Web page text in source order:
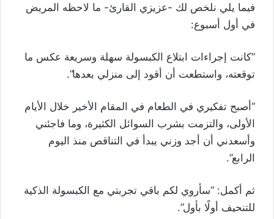
فيما يلي نلخص لك -عزيزي القارئ- ما لاحظه المريض
في أول أسبوع:
“كانت إجراءات ابتلاع الكبسولة سهلة وسريعة عكس ما
توقعته، واستطعت أن أقود إلى منزلي بعدها”.
“أصبح تفكيري في الطعام في المقام الأخير خلال الأيام
الأولى، والتزمت بشرب السوائل الكثيرة، وما فاجئني
وأسعدني أن أجد وزني يبدأ في التناقص منذ اليوم
الرابع”.
ثم أكمل: “سأروي لكم باقي تجربتي مع الكبسولة الذكية
للتنحيف أولًا بأول”.